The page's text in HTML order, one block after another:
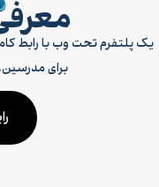
یک پلتفرم تحت وب با رابط
برای